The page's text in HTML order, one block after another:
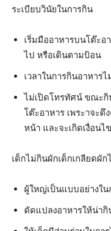
ระเบียบวินัยในการกิน
เริ่มมืออาหารบนโต๊ะอ
ไป หรือเดินตามป้อน
เวลาในการกินอาหาร
ไม่เปิดโทรทัศน์ ขณะกิ
โต๊ะอาหาร เพระาจะดึ
หน้า และจะเกิดเงื่อนไ
เด็กไม่กินผักเด็กเกลียดผั
ผู้ใหญ่เป็นแบบอย่างใน
ดัดแปลงอาหารให้น่ากิ